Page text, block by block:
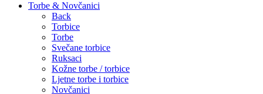
Torbe & Novčanici
Back
Torbice
Torbe
Svečane torbice
Ruksaci
Kožne torbe / torbice
Ljetne torbe i torbice
Novčanici